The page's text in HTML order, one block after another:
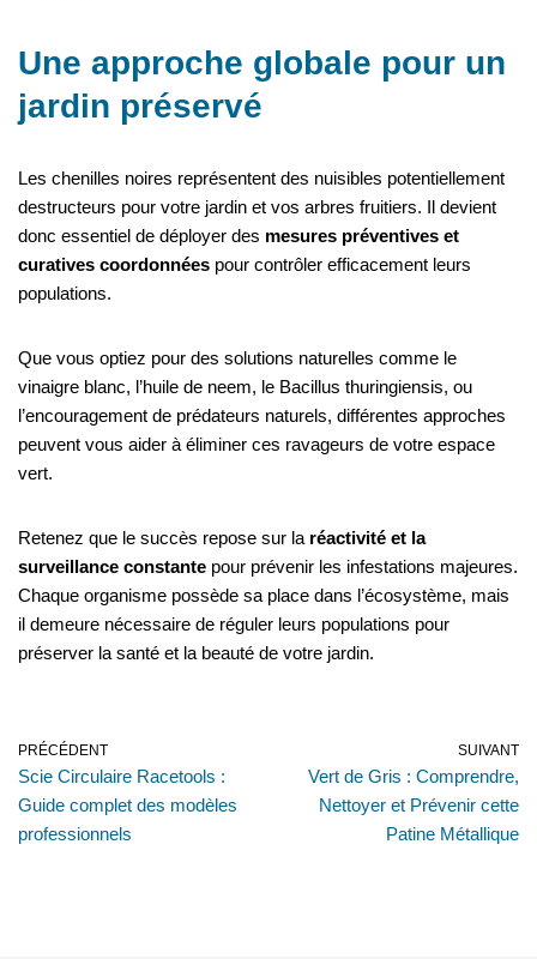
Une approche globale pour un
jardin préservé
Les chenilles noires représentent des nuisibles potentiellement
destructeurs pour votre jardin et vos arbres fruitiers. Il devient
donc essentiel de déployer des mesures préventives et
curatives coordonnées pour contrôler efficacement leurs
populations.
Que vous optiez pour des solutions naturelles comme le
vinaigre blanc, l’huile de neem, le Bacillus thuringiensis, ou
l’encouragement de prédateurs naturels, différentes approches
peuvent vous aider à éliminer ces ravageurs de votre espace
vert.
Retenez que le succès repose sur la réactivité et la
surveillance constante pour prévenir les infestations majeures.
Chaque organisme possède sa place dans l’écosystème, mais
il demeure nécessaire de réguler leurs populations pour
préserver la santé et la beauté de votre jardin.
PRÉCÉDENT
Scie Circulaire Racetools :
Guide complet des modèles
professionnels
SUIVANT
Vert de Gris : Comprendre,
Nettoyer et Prévenir cette
Patine Métallique